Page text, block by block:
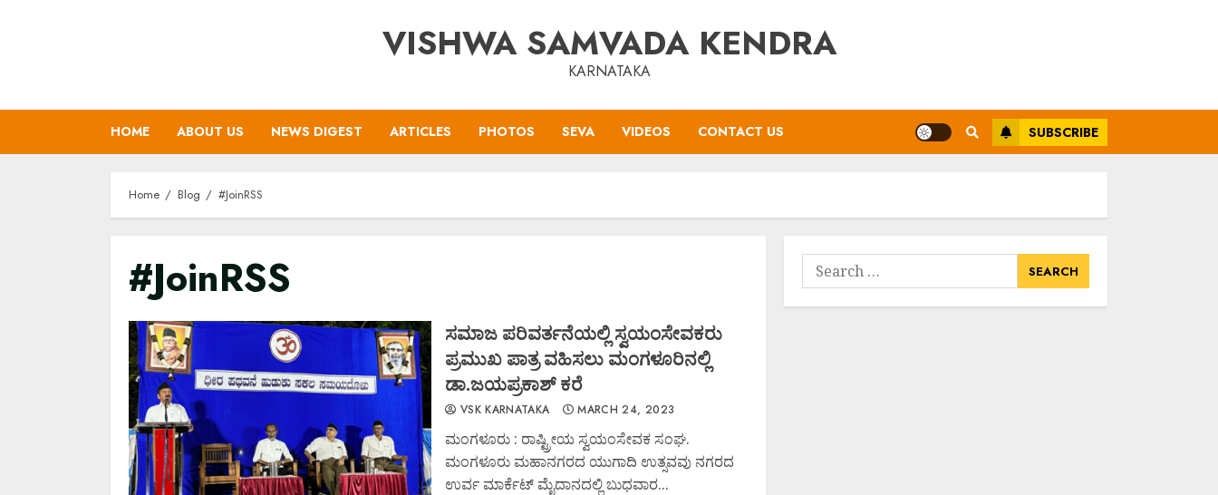
VISHWA SAMVADA KENDRA
KARNATAKA
HOME ABOUT US NEWS DIGEST ARTICLES PHOTOS SEVA VIDEOS CONTACT US SUBSCRIBE
Home Blog #JoinRSS
#JoinRSS
ಸಮಾಜ ಪರಿವರ್ತನೆಯಲ್ಲಿ ಸ್ವಯಂಸೇವಕರು
ಪ್ರಮುಖ ಪಾತ್ರ ವಹಿಸಲು ಮಂಗಳೂರಿನಲ್ಲಿ
ಡಾ‌.ಜಯಪ್ರಕಾಶ್ ಕರೆ
VSK KARNATAKA MARCH 24, 2023
ಮಂಗಳೂರು : ರಾಷ್ಟ್ರೀಯ ಸ್ವಯಂಸೇವಕ ಸಂಘ.
ಮಂಗಳೂರು ಮಹಾನಗರದ ಯುಗಾದಿ ಉತ್ಸವವು ನಗರದ
ಉರ್ವ ಮಾರ್ಕೆಟ್ ಮೈದಾನದಲ್ಲಿ ಬುಧವಾರ...
Search
for: